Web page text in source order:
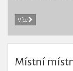
Více
Místní